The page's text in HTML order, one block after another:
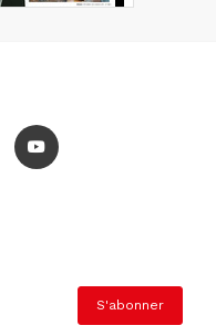
S'abonner